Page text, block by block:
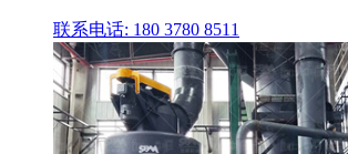
联系电话: 180 3780 8511